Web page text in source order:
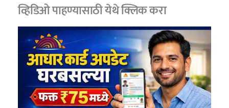
व्हिडिओ पाहण्यासाठीयेथे क्लिक करा